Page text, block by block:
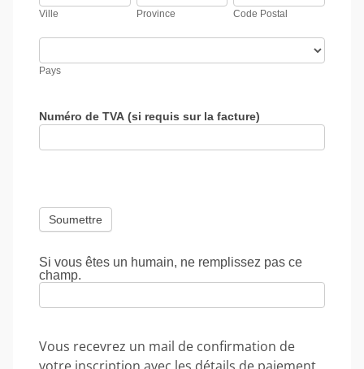
tous
les
champs
Ville Province Code Postal
Pays
Pays
Numéro de TVA (si requis sur la facture)
Si vous êtes un humain, ne remplissez pas ce
champ.
Vous recevrez un mail de confirmation de
votre inscription avec les détails de paiement